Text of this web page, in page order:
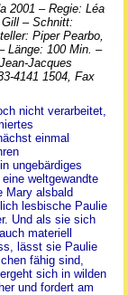
2001 – Regie: Léa
– Schnitt:
Piper Pearbo,
Länge: 100 Min. –
Jacques
4141 1504, Fax
nicht verarbeitet,
einmal
ungebärdiges
weltgewandte
Mary alsbald
lesbische Paulie
Und als sie sich
materiell
lässt sie Paulie
fähig sind,
sich in wilden
und fordert am